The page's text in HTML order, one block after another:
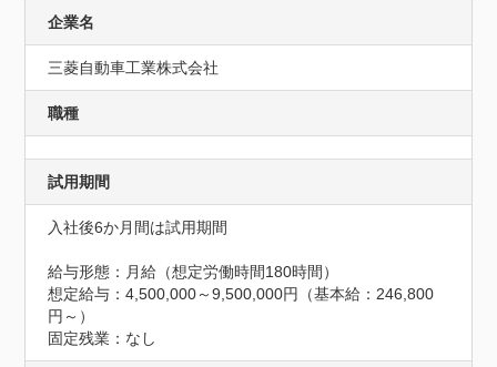
企業名
三菱自動車工業株式会社
職種
試用期間
入社後6か月間は試用期間
給与形態：月給（想定労働時間180時間）
想定給与：4,500,000～9,500,000円（基本給：246,800
円～）
固定残業：なし